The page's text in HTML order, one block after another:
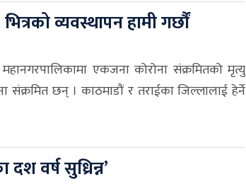
व्यवस्थापन हामी गर्छौं
एकजना कोरोना संक्रमितको मृत्यु
छन् । काठमाडौं र तराईका जिल्लालाई हेर्ने
वर्ष सुध्रिन्न’